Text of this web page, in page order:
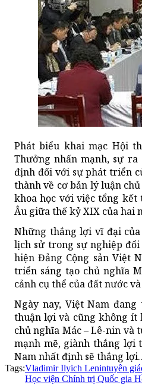
Phát biểu khai mạc Hội
Thưởng nhấn mạnh, sự ra
định đối với sự phát triển
thành về cơ bản lý luận
khoa học với việc tổng kết
Âu giữa thế kỷ XIX của hai
Những thắng lợi vĩ đại
lịch sử trong sự nghiệp
hiện Đảng Cộng sản Việt
triển sáng tạo chủ nghĩa
cảnh cụ thể của đất nước
Ngày nay, Việt Nam
thuận lợi và cũng không ít
chủ nghĩa Mác – Lê-nin và
mạnh mẽ, giành thắng lợi
Nam nhất định sẽ thắng
Tags:Vladimir Ilyich Lenintuyên
Học viện Chính trị Quốc gia